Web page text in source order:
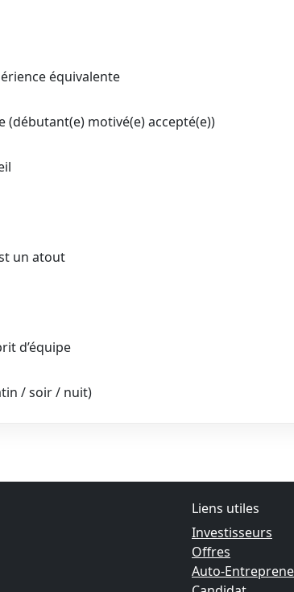
équivalente
(débutant(e) motivé(e) accepté(e))
un atout
d’équipe
/ soir / nuit)
Liens utiles
Investisseurs
Offres
Auto-